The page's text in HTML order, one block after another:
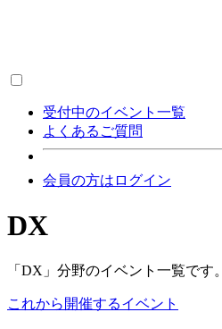
受付中のイベント一覧
よくあるご質問
会員の方はログイン
DX
「DX」分野のイベント一覧です。
これから開催するイベント